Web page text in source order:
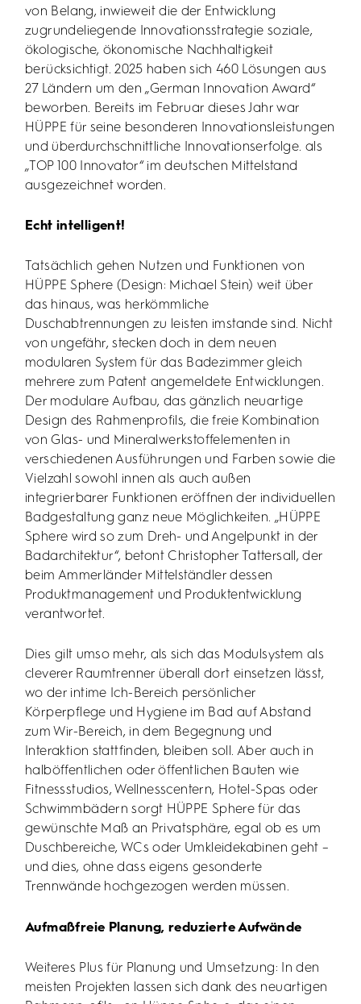
von Belang, inwieweit die der Entwicklung
zugrundeliegende Innovationsstrategie soziale,
ökologische, ökonomische Nachhaltigkeit
berücksichtigt. 2025 haben sich 460 Lösungen aus
27 Ländern um den „German Innovation Award“
beworben. Bereits im Februar dieses Jahr war
HÜPPE für seine besonderen Innovationsleistungen
und überdurchschnittliche Innovationserfolge. als
„TOP 100 Innovator“ im deutschen Mittelstand
ausgezeichnet worden.
Echt intelligent!
Tatsächlich gehen Nutzen und Funktionen von
HÜPPE Sphere (Design: Michael Stein) weit über
das hinaus, was herkömmliche
Duschabtrennungen zu leisten imstande sind. Nicht
von ungefähr, stecken doch in dem neuen
modularen System für das Badezimmer gleich
mehrere zum Patent angemeldete Entwicklungen.
Der modulare Aufbau, das gänzlich neuartige
Design des Rahmenprofils, die freie Kombination
von Glas- und Mineralwerkstoffelementen in
verschiedenen Ausführungen und Farben sowie die
Vielzahl sowohl innen als auch außen
integrierbarer Funktionen eröffnen der individuellen
Badgestaltung ganz neue Möglichkeiten. „HÜPPE
Sphere wird so zum Dreh- und Angelpunkt in der
Badarchitektur“, betont Christopher Tattersall, der
beim Ammerländer Mittelständler dessen
Produktmanagement und Produktentwicklung
verantwortet.
Dies gilt umso mehr, als sich das Modulsystem als
cleverer Raumtrenner überall dort einsetzen lässt,
wo der intime Ich-Bereich persönlicher
Körperpflege und Hygiene im Bad auf Abstand
zum Wir-Bereich, in dem Begegnung und
Interaktion stattfinden, bleiben soll. Aber auch in
halböffentlichen oder öffentlichen Bauten wie
Fitnessstudios, Wellnesscentern, Hotel-Spas oder
Schwimmbädern sorgt HÜPPE Sphere für das
gewünschte Maß an Privatsphäre, egal ob es um
Duschbereiche, WCs oder Umkleidekabinen geht –
und dies, ohne dass eigens gesonderte
Trennwände hochgezogen werden müssen.
Aufmaßfreie Planung, reduzierte Aufwände
Weiteres Plus für Planung und Umsetzung: In den
meisten Projekten lassen sich dank des neuartigen